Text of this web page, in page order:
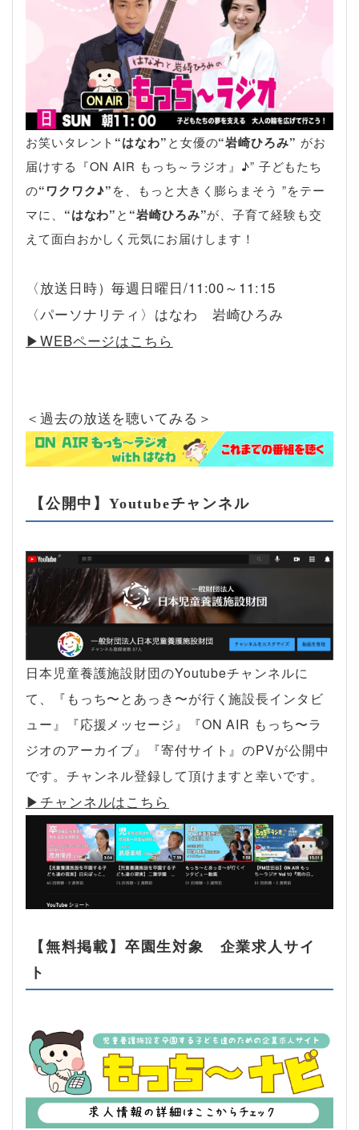
お笑いタレント “はなわ”と女優の“岩崎ひろみ” がお
届けする『ON AIR もっち～ラジオ』♪” 子どもたち
の“ワクワク♪”を、もっと大きく膨らまそう ”をテー
マに、 “はなわ”と “岩崎ひろみ”が、子育て経験も交
えて面白おかしく元気にお届けします！
〈放送日時）毎週日曜日/11:00～11:15
〈パーソナリティ〉はなわ 岩崎ひろみ
▶︎WEBページはこちら
＜過去の放送を聴いてみる＞
【公開中】Youtubeチャンネル
日本児童養護施設財団のYoutubeチャンネルに
て、『もっち〜とあっき〜が行く施設長インタビ
ュー』『応援メッセージ』『ON AIR もっち〜ラ
ジオのアーカイブ』『寄付サイト』のPVが公開中
です。チャンネル登録して頂けますと幸いです。
▶︎チャンネルはこちら
【無料掲載】卒園生対象 企業求人サイ
ト